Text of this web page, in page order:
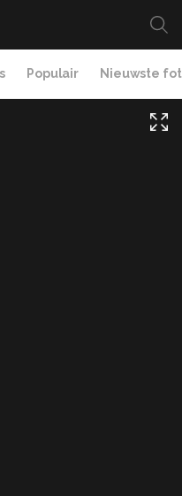
Populair Nieuwste